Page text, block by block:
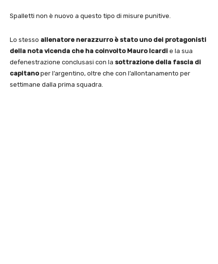
Spalletti non è nuovo a questo tipo di misure punitive.
Lo stesso allenatore nerazzurro è stato uno dei protagonisti
della nota vicenda che ha coinvolto Mauro Icardi e la sua
defenestrazione conclusasi con la sottrazione della fascia di
capitanoper l’argentino, oltre che con l’allontanamento per
settimane dalla prima squadra.